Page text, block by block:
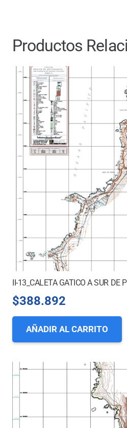
Productos
II-13_CALETA GATICO A SUR DE
$388.892
AÑADIR AL CARRITO